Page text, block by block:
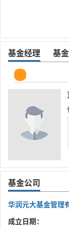
基金经理 基
基金公司
华润元大基金管理
成立日期：